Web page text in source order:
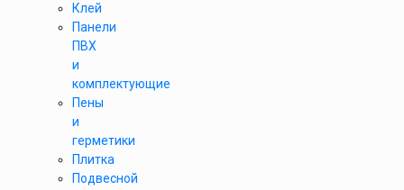
Клей
Панели
ПВХ
и
комплектующие
Пены
и
герметики
Плитка
Подвесной